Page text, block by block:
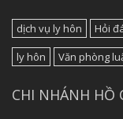
dịch vụ ly hôn Hỏi
ly hôn
Văn phòng
CHI NHÁNH HỒ